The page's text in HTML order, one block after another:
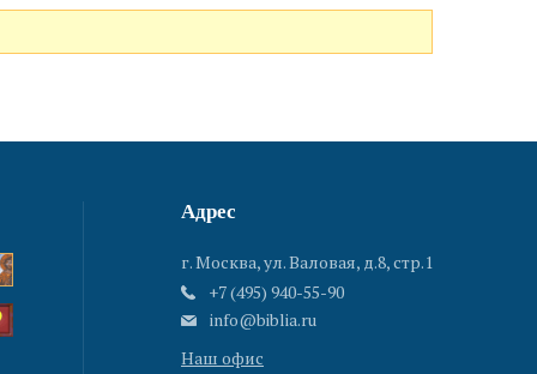
Адрес
г. Москва, ул. Валовая, д.8, стр.1
+7 (495) 940-55-90
info@biblia.ru
Наш офис